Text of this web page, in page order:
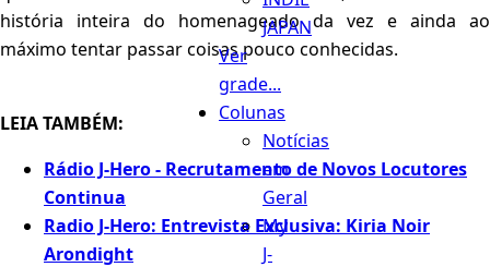
JAPAN
Ver
grade...
Colunas
Notícias
em
Geral
My
J-
história inteira do homenageado da vez e ainda ao
máximo tentar passar coisas pouco conhecidas.
LEIA TAMBÉM:
Rádio J-Hero - Recrutamento de Novos Locutores
Continua
Radio J-Hero: Entrevista Exclusiva: Kiria Noir
Arondight